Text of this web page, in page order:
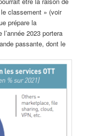
classement » (voir
prépare la
2023 portera
passante, dont le